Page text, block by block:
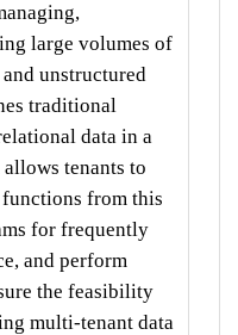
large volumes of
unstructured
traditional
data in a
allows tenants to
from this
for frequently
and perform
the feasibility
multi-tenant data